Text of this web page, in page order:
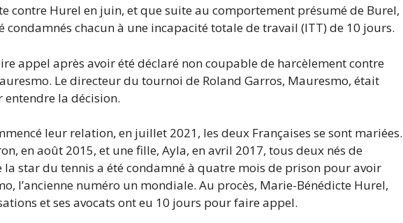
contre Hurel en juin, et que suite au comportement présumé de Burel,
condamnés chacun à une incapacité totale de travail (ITT) de 10 jours.
appel après avoir été déclaré non coupable de harcèlement contre
Le directeur du tournoi de Roland Garros, Mauresmo, était
entendre la décision.
leur relation, en juillet 2021, les deux Françaises se sont mariées.
en août 2015, et une fille, Ayla, en avril 2017, tous deux nés de
la star du tennis a été condamné à quatre mois de prison pour avoir
l’ancienne numéro un mondiale. Au procès, Marie-Bénédicte Hurel,
et ses avocats ont eu 10 jours pour faire appel.